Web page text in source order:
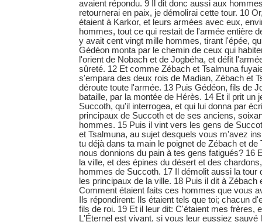
avaient répondu. 9 Il dit donc aussi aux
retournerai en paix, je démolirai cette tour. 10
étaient à Karkor, et leurs armées avec eux,
hommes, tout ce qui restait de l'armée entière
y avait cent vingt mille hommes, tirant l'épée,
Gédéon monta par le chemin de ceux qui
l'orient de Nobach et de Jogbéha, et défit
sûreté. 12 Et comme Zébach et Tsalmuna
s'empara des deux rois de Madian, Zébach et
déroute toute l'armée. 13 Puis Gédéon, fils de
bataille, par la montée de Hérès. 14 Et il prit un
Succoth, qu'il interrogea, et qui lui donna par
principaux de Succoth et de ses anciens,
hommes. 15 Puis il vint vers les gens de
et Tsalmuna, au sujet desquels vous m'avez
tu déjà dans ta main le poignet de Zébach et de
nous donnions du pain à tes gens fatigués? 16
la ville, et des épines du désert et des
hommes de Succoth. 17 Il démolit aussi la tour
les principaux de la ville. 18 Puis il dit à Zébach
Comment étaient faits ces hommes que vous
Ils répondirent: Ils étaient tels que toi; chacun
fils de roi. 19 Et il leur dit: C'étaient mes frères,
L'Éternel est vivant, si vous leur eussiez sauvé